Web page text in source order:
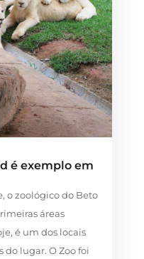
é exemplo em
o zoológico do Beto
áreas
é um dos locais
do lugar. O Zoo foi